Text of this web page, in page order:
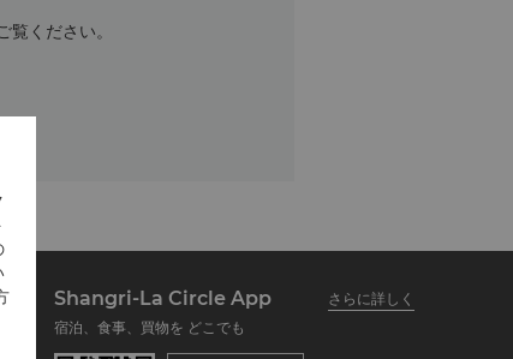
ください。
Shangri-La Circle App
さらに詳しく
宿泊、食事、買物を どこでも